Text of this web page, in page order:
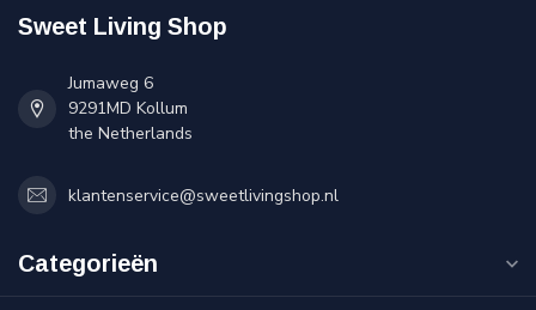
Sweet Living Shop
Jumaweg 6
9291MD Kollum
the Netherlands
klantenservice@sweetlivingshop.nl
Categorieën